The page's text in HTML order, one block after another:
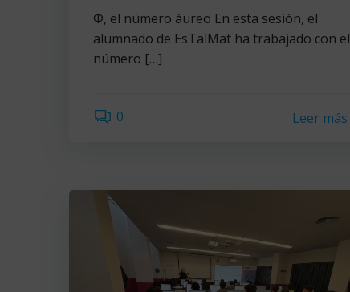
Φ, el número áureo En esta sesión, el
alumnado de EsTalMat ha trabajado con el
número […]
0 Leer más